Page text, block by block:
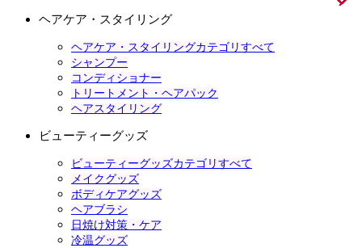
ヘアケア・スタイリング
ヘアケア・スタイリングカテゴリすべて
シャンプー
コンディショナー
トリートメント・ヘアパック
ヘアスタイリング
ビューティーグッズ
ビューティーグッズカテゴリすべて
メイクグッズ
ボディケアグッズ
ヘアブラシ
日焼け対策・ケア
冷温グッズ